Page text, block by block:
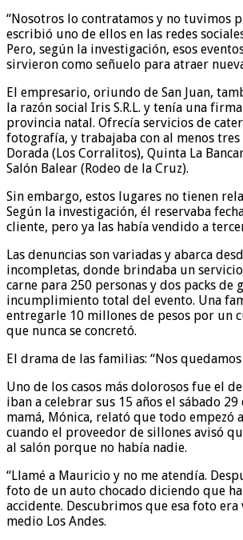
“Nosotros lo contratamos y no tuvimos
escribió uno de ellos en las redes
Pero, según la investigación, esos
sirvieron como señuelo para atraer
El empresario, oriundo de San Juan,
la razón social Iris S.R.L. y tenía una
provincia natal. Ofrecía servicios de
fotografía, y trabajaba con al menos tres
Dorada (Los Corralitos), Quinta La
Salón Balear (Rodeo de la Cruz).
Sin embargo, estos lugares no tienen
Según la investigación, él reservaba
cliente, pero ya las había vendido a
Las denuncias son variadas y abarca
incompletas, donde brindaba un
carne para 250 personas y dos packs de
incumplimiento total del evento. Una
entregarle 10 millones de pesos por un
que nunca se concretó.
El drama de las familias: “Nos
Uno de los casos más dolorosos fue el
iban a celebrar sus 15 años el sábado 29
mamá, Mónica, relató que todo empezó
cuando el proveedor de sillones avisó
al salón porque no había nadie.
“Llamé a Mauricio y no me atendía.
foto de un auto chocado diciendo que
accidente. Descubrimos que esa foto era
medio Los Andes.